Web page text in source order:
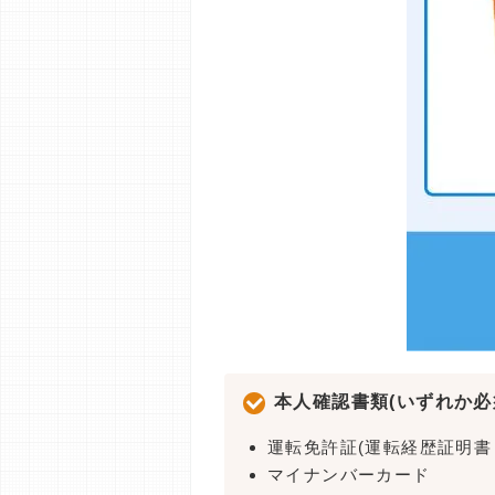
本人確認書類(いずれか
運転免許証(運転経歴証明書
マイナンバーカード